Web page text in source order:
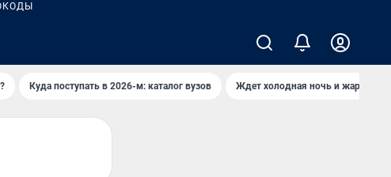
Куда поступать в 2026-м: каталог вузов Ждет холодная ночь и жаркий